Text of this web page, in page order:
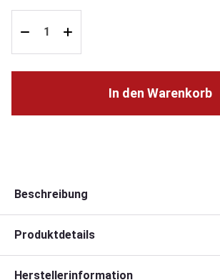
In den Warenkorb
Beschreibung
Produktdetails
Herstellerinformation